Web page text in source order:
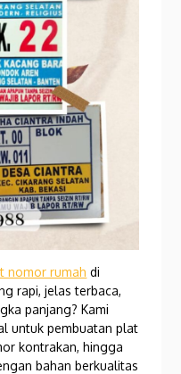
nomor rumah di
rapi, jelas terbaca,
panjang? Kami
untuk pembuatan plat
kontrakan, hingga
bahan berkualitas